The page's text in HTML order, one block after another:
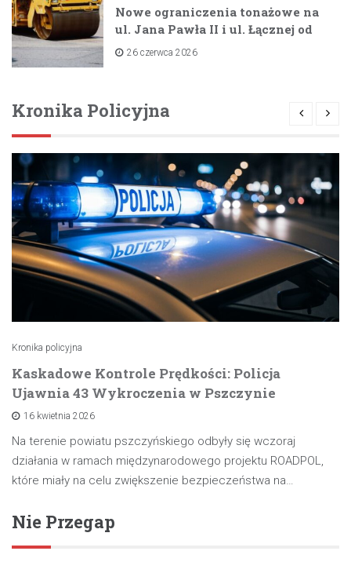
Nowe ograniczenia tonażowe na
ul. Jana Pawła II i ul. Łącznej od
lipca 2026 roku
26 czerwca 2026
Kronika Policyjna
Kronika policyjna
Kaskadowe Kontrole Prędkości: Policja
Ujawnia 43 Wykroczenia w Pszczynie
16 kwietnia 2026
Na terenie powiatu pszczyńskiego odbyły się wczoraj
działania w ramach międzynarodowego projektu ROADPOL,
które miały na celu zwiększenie bezpieczeństwa na…
Nie Przegap